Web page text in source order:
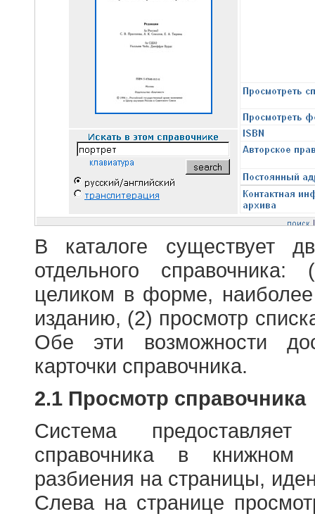
В каталоге существует
отдельного
целиком в форме,
изданию, (2) просмотр
Обе эти возможности
карточки справочника.
2.1 Просмотр справочника
Система
справочника в
разбиения на страницы,
Слева на странице